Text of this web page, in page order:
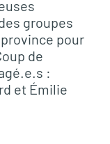
groupes
pour
de
:
et Émilie